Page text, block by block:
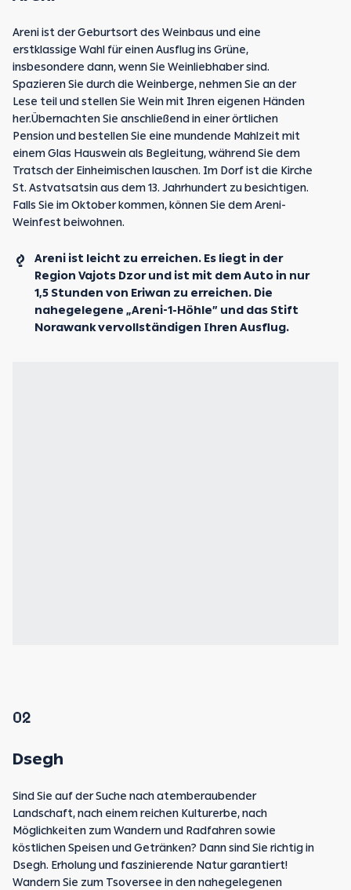
Areni ist der Geburtsort des Weinbaus und eine
erstklassige Wahl für einen Ausflug ins Grüne,
insbesondere dann, wenn Sie Weinliebhaber sind.
Spazieren Sie durch die Weinberge, nehmen Sie an der
Lese teil und stellen Sie Wein mit Ihren eigenen Händen
her.Übernachten Sie anschließend in einer örtlichen
Pension und bestellen Sie eine mundende Mahlzeit mit
einem Glas Hauswein als Begleitung, während Sie dem
Tratsch der Einheimischen lauschen. Im Dorf ist die Kirche
St. Astvatsatsin aus dem 13. Jahrhundert zu besichtigen.
Falls Sie im Oktober kommen, können Sie dem Areni-
Weinfest beiwohnen.
Areni ist leicht zu erreichen. Es liegt in der
Region Vajots Dzor und ist mit dem Auto in nur
1,5 Stunden von Eriwan zu erreichen. Die
nahegelegene „Areni-1-Höhle” und das Stift
Norawank vervollständigen Ihren Ausflug.
02
Dsegh
Sind Sie auf der Suche nach atemberaubender
Landschaft, nach einem reichen Kulturerbe, nach
Möglichkeiten zum Wandern und Radfahren sowie
köstlichen Speisen und Getränken? Dann sind Sie richtig in
Dsegh. Erholung und faszinierende Natur garantiert!
Wandern Sie zum Tsoversee in den nahegelegenen